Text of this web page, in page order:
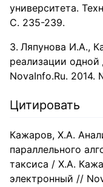
университета.
С. 235-239.
Ляпунова И.А.,
реализации
NovaInfo.Ru.
Цитировать
Кажаров, Х.А.
параллельного
таксиса / Х.А.
электронный //